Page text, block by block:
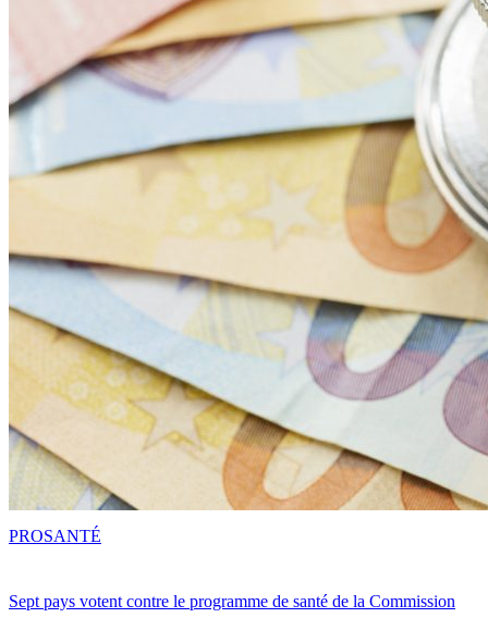
Sept pays votent contre le programme de santé de la Commission
PROSANTÉ